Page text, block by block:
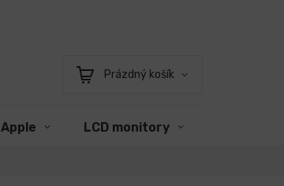
Nákupní
Prázdný košík
Apple LCD monitory